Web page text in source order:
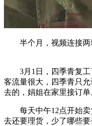
半个月，视频连接两
3月1日，四季青复工
客流量很大，四季青只
去的，娟姐在家里接订单
每天中午12点开始卖
去还要理货，少了哪些